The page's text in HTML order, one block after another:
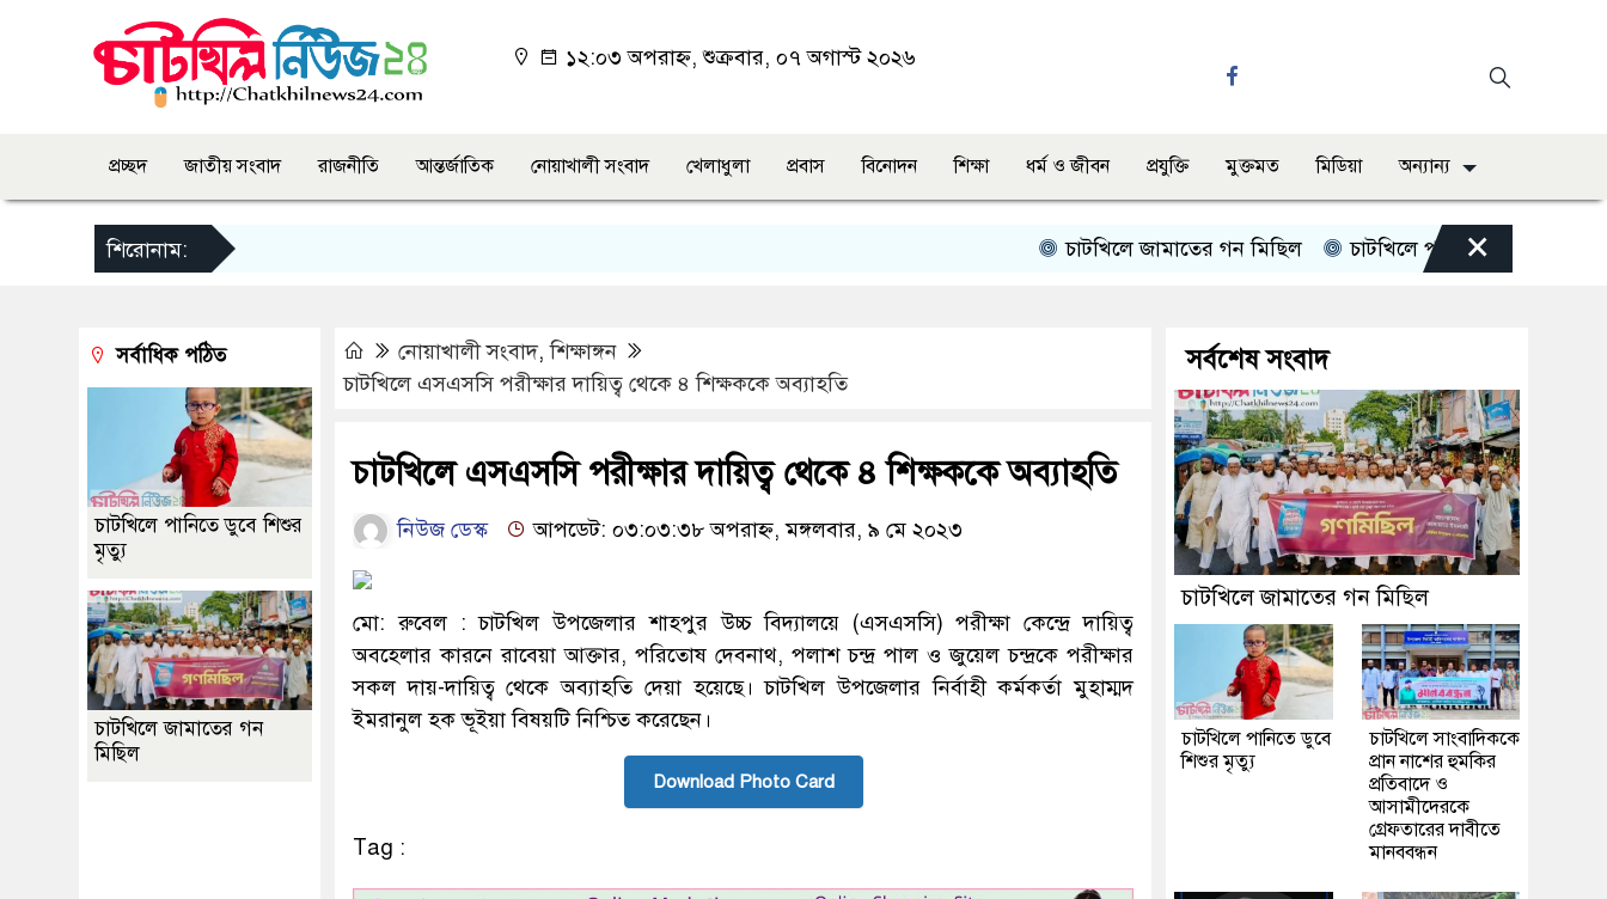
১২:০৩ অপরাহ্ন, শুক্রবার, ০৭ অগাস্ট ২০২৬
প্রচ্ছদ জাতীয় সংবাদ রাজনীতি আন্তর্জাতিক নোয়াখালী সংবাদ খেলাধুলা প্রবাস বিনোদন শিক্ষা ধর্ম ও জীবন প্রযুক্তি মুক্তমত মিডিয়া অন্যান্য
শিরোনাম: চাটখিলে জামাতের গন মিছিল চাটখিলে পানিতে ডুবে শিশুর মৃত্যু
×
নোয়াখালী সংবাদ,শিক্ষাঙ্গন
চাটখিলে এসএসসি পরীক্ষার দায়িত্ব থেকে ৪ শিক্ষককে অব্যাহতি
চাটখিলে এসএসসি পরীক্ষার দায়িত্ব থেকে ৪ শিক্ষককে অব্যাহতি
নিউজ ডেস্ক আপডেট: ০৩:০৩:৩৮ অপরাহ্ন, মঙ্গলবার, ৯ মে ২০২৩
মো: রুবেল : চাটখিল উপজেলার শাহপুর উচ্চ বিদ্যালয়ে (এসএসসি) পরীক্ষা কেন্দ্রে দায়িত্ব
অবহেলার কারনে রাবেয়া আক্তার, পরিতোষ দেবনাথ, পলাশ চন্দ্র পাল ও জুয়েল চন্দ্রকে পরীক্ষার
সকল দায়-দায়িত্ব থেকে অব্যাহতি দেয়া হয়েছে। চাটখিল উপজেলার নির্বাহী কর্মকর্তা মুহাম্মদ
ইমরানুল হক ভূইয়া বিষয়টি নিশ্চিত করেছেন।
Download Photo Card
Tag :
সর্বাধিক পঠিত
চাটখিলে পানিতে ডুবে শিশুর
মৃত্যু
চাটখিলে জামাতের গন
মিছিল
সর্বশেষ সংবাদ
চাটখিলে জামাতের গন মিছিল
চাটখিলে পানিতে ডুবে
শিশুর মৃত্যু
চাটখিলে সাংবাদিককে
প্রান নাশের হুমকির
প্রতিবাদে ও
আসামীদেরকে
গ্রেফতারের দাবীতে
মানববন্ধন